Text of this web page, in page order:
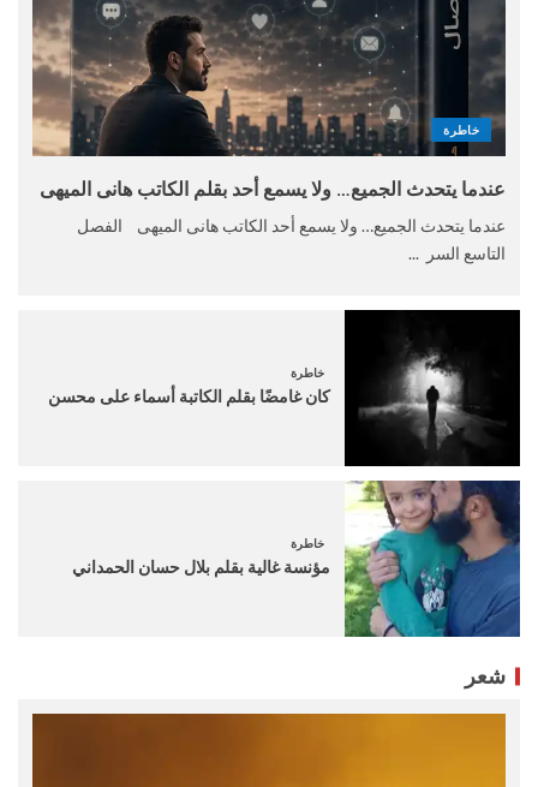
خاطرة
عندما يتحدث الجميع… ولا يسمع أحد بقلم الكاتب هانى الميهى
عندما يتحدث الجميع… ولا يسمع أحد الكاتب هانى الميهى الفصل
التاسع السر ...
خاطرة
كان غامضًا بقلم الكاتبة أسماء على محسن
خاطرة
مؤنسة غالية بقلم بلال حسان الحمداني
شعر